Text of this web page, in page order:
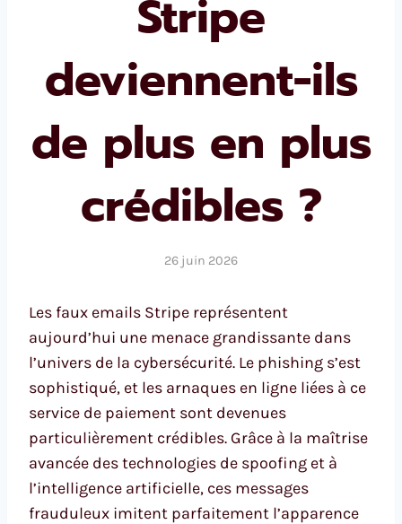
Stripe
deviennent-ils
de plus en plus
crédibles ?
26 juin 2026
Les faux emails Stripe représentent
aujourd’hui une menace grandissante dans
l’univers de la cybersécurité. Le phishing s’est
sophistiqué, et les arnaques en ligne liées à ce
service de paiement sont devenues
particulièrement crédibles. Grâce à la maîtrise
avancée des technologies de spoofing et à
l’intelligence artificielle, ces messages
frauduleux imitent parfaitement l’apparence